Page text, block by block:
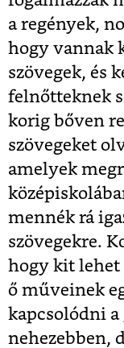
a regények,
hogy vannak
szövegek, és
felnőtteknek
korig bőven
szövegeket
amelyek
mennék rá
szövegekre.
hogy kit lehet
ő műveinek
kapcsolódni
nehezebben,